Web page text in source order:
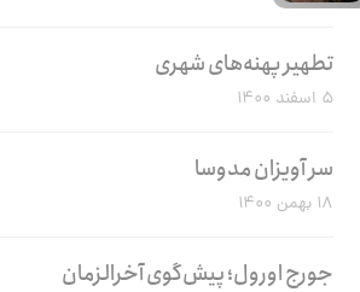
تطهیر پهنه‌های شهری
۵ اسفند ۱۴۰۰
سر آویزان مدوسا
۱۸ بهمن ۱۴۰۰
جورج اورول؛ پیش‌گوی آخرالزمان